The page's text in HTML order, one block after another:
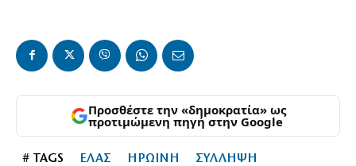
Προσθέστε την «δημοκρατία» ως
προτιμώμενη πηγή στην Google
# TAGS ΕΛΑΣ ΗΡΩΙΝΗ ΣΥΛΛΗΨΗ